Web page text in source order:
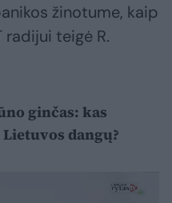
žinotume, kaip
radijui teigė R.
ginčas: kas
dangų?